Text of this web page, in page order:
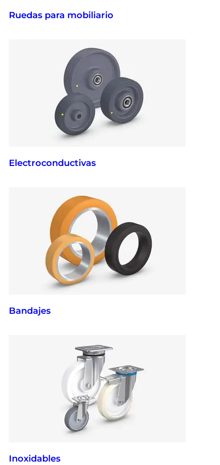
Ruedas para mobiliario
Electroconductivas
Bandajes
Inoxidables